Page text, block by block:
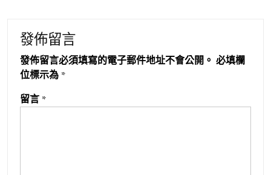
發佈留言
發佈留言必須填寫的電子郵件地址不會公開。 必填欄
位標示為 *
留言 *